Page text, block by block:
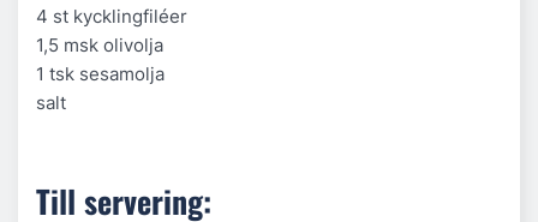
4 st kycklingfiléer
1,5 msk olivolja
1 tsk sesamolja
salt
Till servering: